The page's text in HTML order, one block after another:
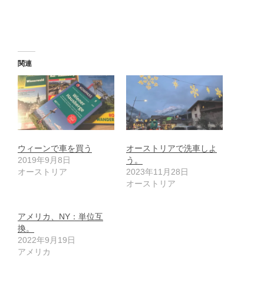
関連
ウィーンで車を買う
2019年9月8日
オーストリア
オーストリアで洗車しよ
う。
2023年11月28日
オーストリア
アメリカ、NY：単位互
換。
2022年9月19日
アメリカ